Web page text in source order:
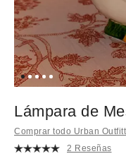
Lámpara de
Comprar todo Urban
2 Reseñas